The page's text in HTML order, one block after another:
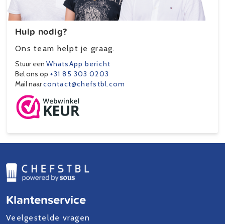
Hulp nodig?
Ons team helpt je graag.
Stuur een WhatsApp bericht
Bel ons op +31 85 303 0203
Mail naarcontact@chefstbl.com
Klantenservice
Veelgestelde vragen